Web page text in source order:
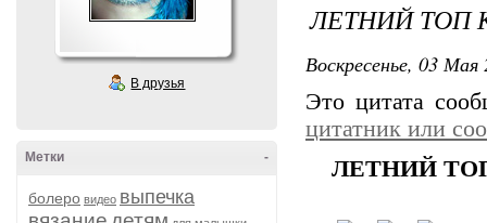
В друзья
-
Метки
болеро видео выпечка
ЛЕТНИЙ
Воскресенье, 03
Это цитата
цитатник или
ЛЕТНИЙ